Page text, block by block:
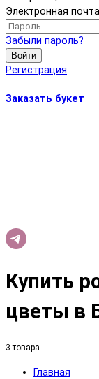
Электронная почта
Забыли пароль?
Войти
Регистрация
Заказать букет
Купить
цветы в
3 товара
Главная